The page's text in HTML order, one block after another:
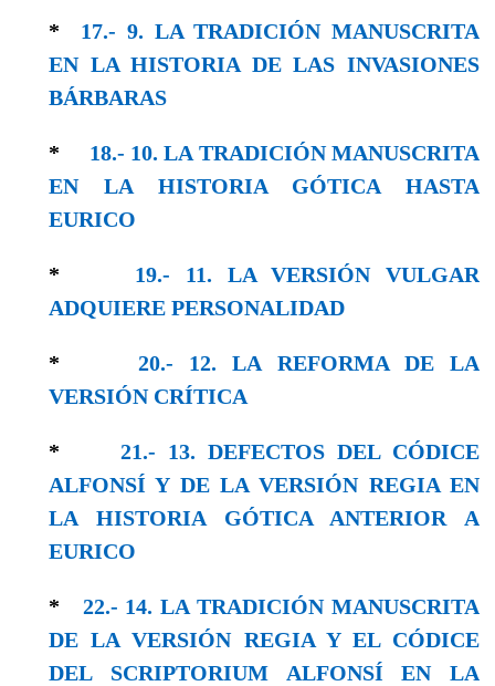
* 17.- 9. LA TRADICIÓN MANUSCRITA
EN LA HISTORIA DE LAS INVASIONES
BÁRBARAS
* 18.- 10. LA TRADICIÓN MANUSCRITA
EN LA HISTORIA GÓTICA HASTA
EURICO
* 19.- 11. LA VERSIÓN VULGAR
ADQUIERE PERSONALIDAD
* 20.- 12. LA REFORMA DE LA
VERSIÓN CRÍTICA
* 21.- 13. DEFECTOS DEL CÓDICE
ALFONSÍ Y DE LA VERSIÓN REGIA EN
LA HISTORIA GÓTICA ANTERIOR A
EURICO
* 22.- 14. LA TRADICIÓN MANUSCRITA
DE LA VERSIÓN REGIA Y EL CÓDICE
DEL SCRIPTORIUM ALFONSÍ EN LA